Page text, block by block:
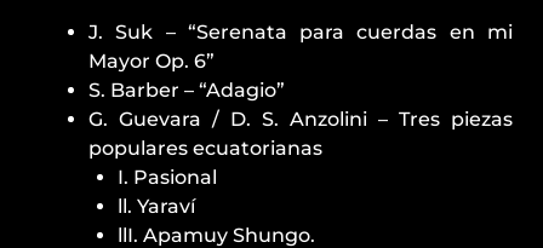
J. Suk – “Serenata para cuerdas en mi
Mayor Op. 6”
S. Barber – “Adagio”
G. Guevara / D. S. Anzolini – Tres piezas
populares ecuatorianas
I. Pasional
ll. Yaraví
llI. Apamuy Shungo.